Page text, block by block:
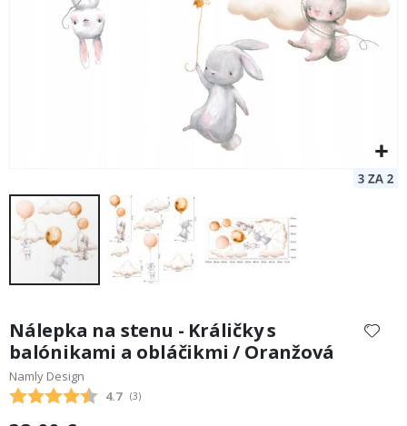
začiatok
galérie
obrázkov
Nálepka na stenu - Králičky s
balónikami a obláčikmi / Oranžová
Namly Design
Priemerne hodnotenie:
4.7 (hlasy:
3)